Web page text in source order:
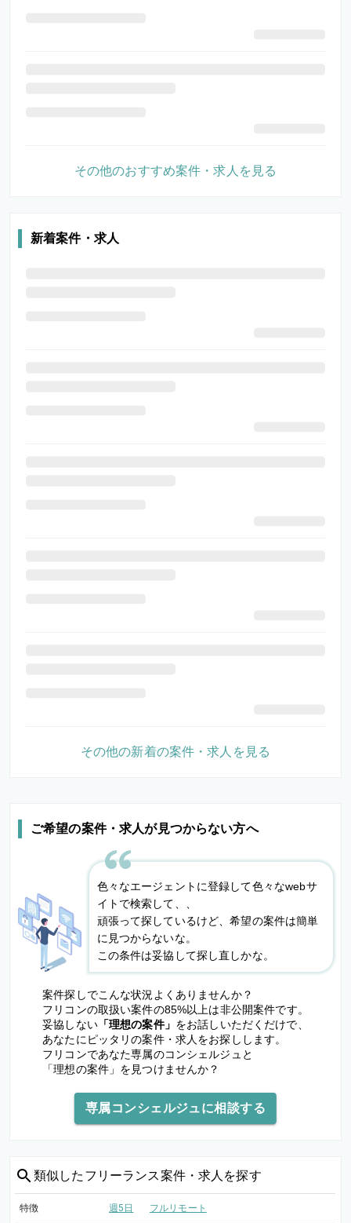
ご希望の案件・求人が見つからない方へ
色々なエージェントに登録して色々なwebサ
イトで検索して、、
頑張って探しているけど、希望の案件は簡単
に見つからないな。
この条件は妥協して探し直しかな。
案件探しでこんな状況よくありませんか？
フリコンの取扱い案件の85%以上は非公開案件です。
妥協しない「理想の案件」 をお話しいただくだけで、
あなたにピッタリの案件・求人をお探しします。
フリコンであなた専属のコンシェルジュと
「理想の案件」を見つけませんか？
専属コンシェルジュに相談する
類似した フリーランス案件・求人を探す
特徴 週5日 フルリモート
その他のおすすめ案件・求人を見る
新着案件・求人
その他の新着の案件・求人を見る